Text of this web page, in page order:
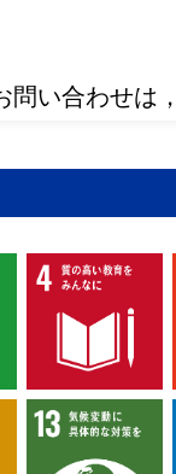
問い合わせは